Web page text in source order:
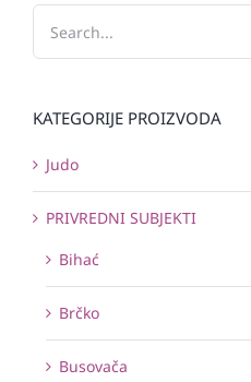
KATEGORIJE PROIZVODA
Judo
PRIVREDNI SUBJEKTI
Bihać
Brčko
Busovača